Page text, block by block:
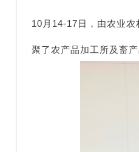
10月14-17日，由农业
聚了农产品加工所及畜